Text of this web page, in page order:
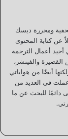
كمحررة صحفية ومحررة ديسك
عن كتابة المحتوى
أجيد أعمال الترجمة
القصيرة والفيتشر،
أيضًا من هواياتي
عملت في العديد من
دائمًا للبحث عن ما